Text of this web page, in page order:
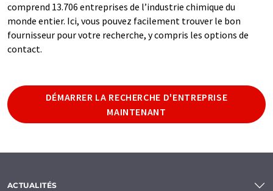
comprend 13.706 entreprises de l’industrie chimique du
monde entier. Ici, vous pouvez facilement trouver le bon
fournisseur pour votre recherche, y compris les options de
contact.
DÉMARRER LA RECHERCHE D'ENTREPRISE
MAINTENANT
ACTUALITÉS